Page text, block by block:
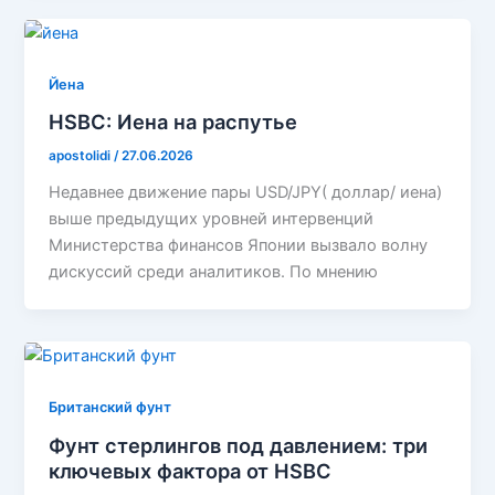
Йена
HSBC: Иена на распутье
apostolidi/27.06.2026
Недавнее движение пары USD/JPY( доллар/ иена)
выше предыдущих уровней интервенций
Министерства финансов Японии вызвало волну
дискуссий среди аналитиков. По мнению
Британский фунт
Фунт стерлингов под давлением: три
ключевых фактора от HSBC